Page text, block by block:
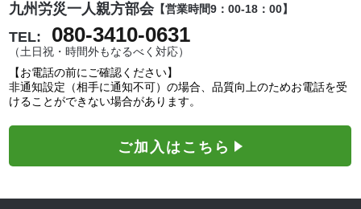
九州労災一人親方部会【営業時間9：00-18：00】
TEL: 080-3410-0631
（土日祝・時間外もなるべく対応）
【お電話の前にご確認ください】
非通知設定（相手に通知不可）の場合、品質向上のためお電話を受
けることができない場合があります。
ご加入はこちら